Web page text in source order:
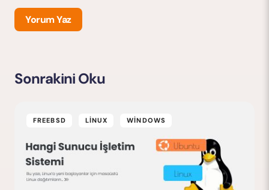
Yorum Yaz
E-posta adresiniz yayınlanmayacak.
Sonrakini Oku
FREEBSD LINUX WINDOWS